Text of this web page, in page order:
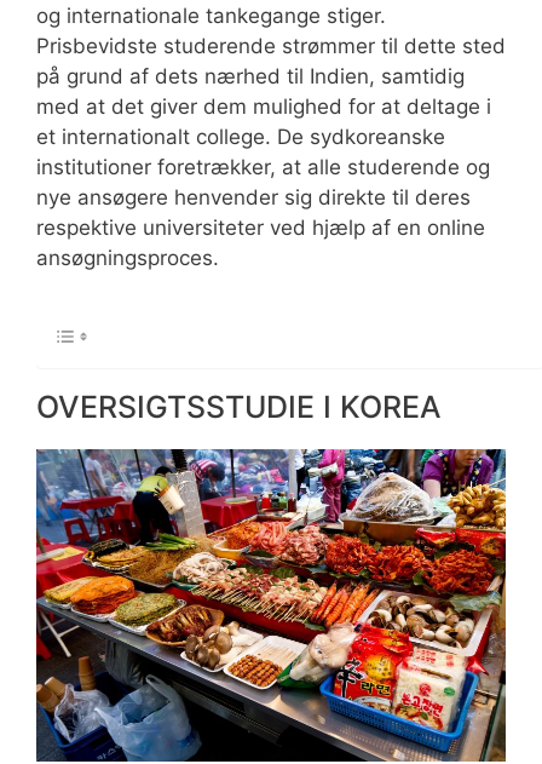
og internationale tankegange stiger.
Prisbevidste studerende strømmer til dette sted
på grund af dets nærhed til Indien, samtidig
med at det giver dem mulighed for at deltage i
et internationalt college. De sydkoreanske
institutioner foretrækker, at alle studerende og
nye ansøgere henvender sig direkte til deres
respektive universiteter ved hjælp af en online
ansøgningsproces.
OVERSIGTSSTUDIE I KOREA